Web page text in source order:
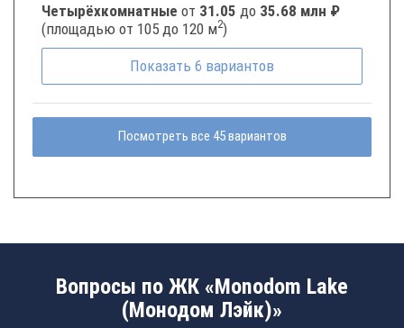
Четырёхкомнатные от 31.05 до 35.68 млн ₽
(площадью от 105 до 120 м2)
Показать 6 вариантов
Посмотреть все 45 вариантов
Вопросы по ЖК «Monodom Lake
(Монодом Лэйк)»